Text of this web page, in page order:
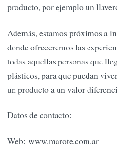
producto, por ejemplo un
Además, estamos próximos a
donde ofreceremos las
todas aquellas personas que
plásticos, para que puedan
un producto a un valor
Datos de contacto:
Web: www.marote.com.ar